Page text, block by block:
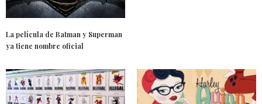
La película de Batman y Superman
ya tiene nombre oficial